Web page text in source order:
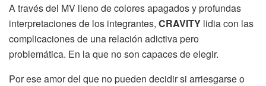
A través del MV lleno de colores apagados y profundas
interpretaciones de los integrantes, CRAVITY lidia con las
complicaciones de una relación adictiva pero
problemática. En la que no son capaces de elegir.
Por ese amor del que no pueden decidir si arriesgarse o